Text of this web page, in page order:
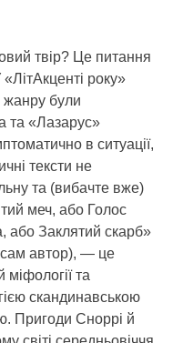
твір? Це питання
року»
були
та «Лазарус»
в ситуації,
тексти не
та (вибачте вже)
меч, або Голос
або Заклятий скарб»
сам автор), — це
міфології та
скандинавською
Пригоди Сноррі й